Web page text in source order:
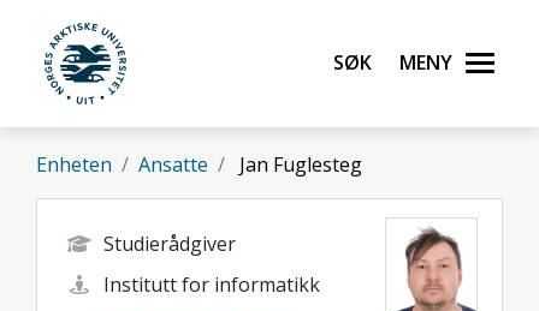
Gå til hovedinnhold
UiT Norges arktiske universitet
Søk Meny
Enheten Ansatte Jan Fuglesteg
Studierådgiver
Institutt for informatikk